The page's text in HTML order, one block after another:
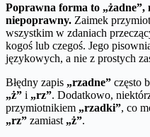
Poprawna forma to „żadne”,
niepoprawny. Zaimek
wszystkim w zdaniach
kogoś lub czegoś. Jego
językowych, a nie z prostych
Błędny zapis „rzadne” często
„ż” i „rz”. Dodatkowo,
przymiotnikiem „rzadki”, co
„rz” zamiast „ż”.